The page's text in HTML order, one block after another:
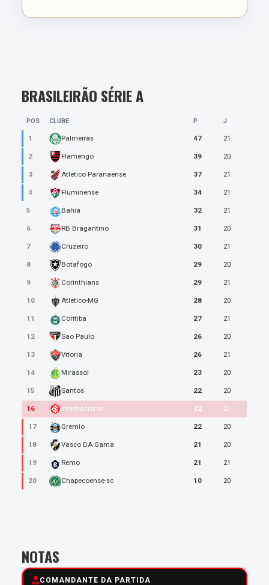
BRASILEIRÃO SÉRIE A
POS CLUBE P J
1 Palmeiras 47 21
2 Flamengo 39 20
3 Atletico Paranaense 37 21
4 Fluminense 34 21
5 Bahia 32 21
6 RB Bragantino 31 20
7 Cruzeiro 30 21
8 Botafogo 29 20
9 Corinthians 29 21
10 Atletico-MG 28 20
11 Coritiba 27 21
12 Sao Paulo 26 20
13 Vitoria 26 21
14 Mirassol 23 20
15 Santos 22 20
16 Internacional 22 21
17 Gremio 22 20
18 Vasco DA Gama 21 20
19 Remo 21 21
20 Chapecoense-sc 10 20
NOTAS
COMANDANTE DA PARTIDA